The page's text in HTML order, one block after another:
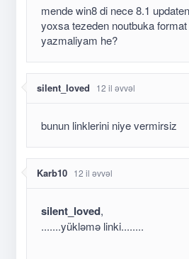
mende win8 di nece 8.1
yoxsa tezeden noutbuka
yazmaliyam he?
silent_loved 12 il əvvəl
bunun linklerini niye vermirsiz
Karb10 12 il əvvəl
silent_loved,
.......yükləmə linki........